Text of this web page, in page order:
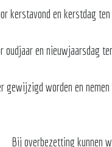
kerstavond en kerstdag
oudjaar en nieuwjaarsdag
gewijzigd worden en
Bij overbezetting kunnen